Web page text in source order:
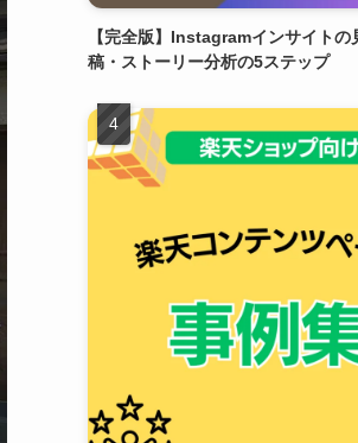
【完全版】Instagramインサイトの
稿・ストーリー分析の5ステップ